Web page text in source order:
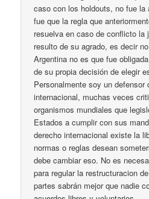
caso con los holdouts, no fue la
fue que la regla que
resuelva en caso de conflicto la
resulto de su agrado, es decir
Argentina no es que fue
de su propia decisión de elegir
Personalmente soy un defensor
internacional, muchas veces
organismos mundiales que
Estados a cumplir con sus
derecho internacional existe la
normas o reglas desean
debe cambiar eso. No es
para regular la restructuracion
partes sabrán mejor que nadie